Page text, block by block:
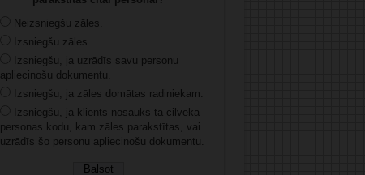
Neizsniegšu zāles.
Izsniegšu zāles.
Izsniegšu, ja uzrādīs savu personu
apliecinošu dokumentu.
Izsniegšu, ja zāles domātas radiniekam.
Izsniegšu, ja klients nosauks tā cilvēka
personas kodu, kam zāles parakstītas, vai
uzrādīs šo personu apliecinošu dokumentu.